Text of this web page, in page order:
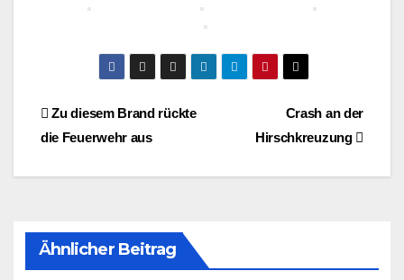
BeitragsnavigationCrash an der
Hirschkreuzung
Zu diesem Brand rückte
die Feuerwehr aus
Ähnlicher Beitrag